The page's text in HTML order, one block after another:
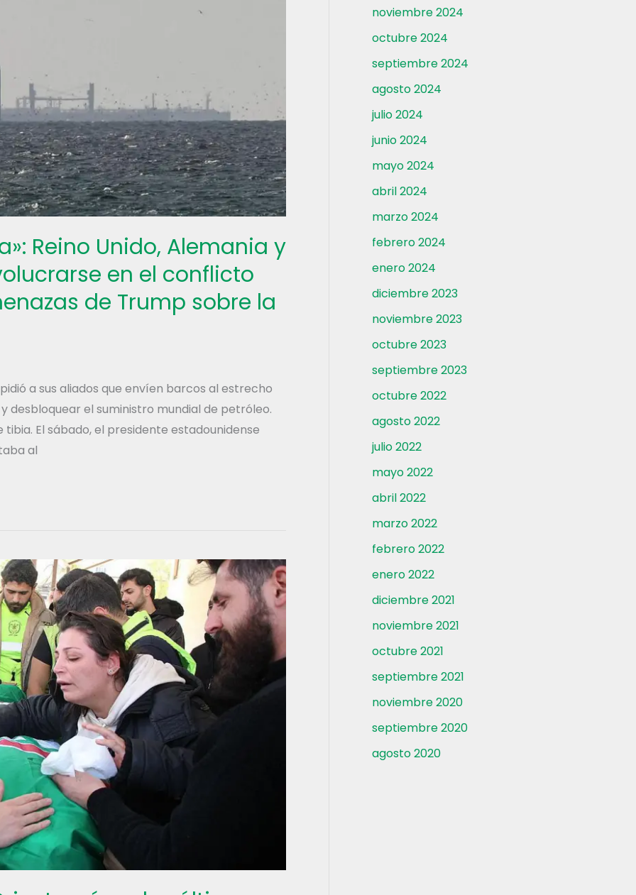
Reino Unido, Alemania y
en el conflicto
de Trump sobre la
a sus aliados que envíen barcos al estrecho
el suministro mundial de petróleo.
El sábado, el presidente estadounidense
al
noviembre 2024
octubre 2024
septiembre 2024
agosto 2024
julio 2024
junio 2024
mayo 2024
abril 2024
marzo 2024
febrero 2024
enero 2024
diciembre 2023
noviembre 2023
octubre 2023
septiembre 2023
octubre 2022
agosto 2022
julio 2022
mayo 2022
abril 2022
marzo 2022
febrero 2022
enero 2022
diciembre 2021
noviembre 2021
octubre 2021
septiembre 2021
noviembre 2020
septiembre 2020
agosto 2020